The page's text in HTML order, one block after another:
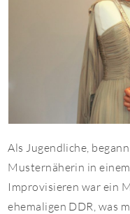
Als Jugendliche,
Musternäherin in
Improvisieren war ein
ehemaligen DDR, was